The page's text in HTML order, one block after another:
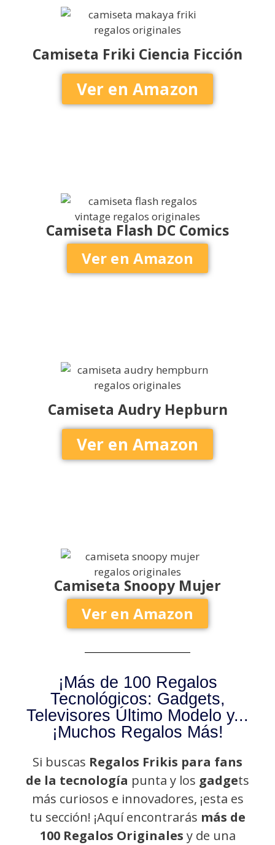
Camiseta Friki Ciencia Ficción
Ver en Amazon
Camiseta Flash DC Comics
Ver en Amazon
Camiseta Audry Hepburn
Ver en Amazon
Camiseta Snoopy Mujer
Ver en Amazon
¡Más de 100 Regalos
Tecnológicos: Gadgets,
Televisores Último Modelo y...
¡Muchos Regalos Más!
Si buscas Regalos Frikis para fans
de la tecnología punta y los gadgets
más curiosos e innovadores, ¡esta es
tu sección! ¡Aquí encontrarás más de
100 Regalos Originales y de una